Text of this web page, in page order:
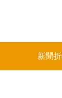
新聞